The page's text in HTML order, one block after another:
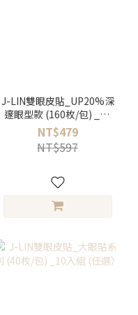
J-LIN雙眼皮貼_UP20%深
邃眼型款 (160枚/包) __3
入組 (任選）
NT$479
NT$597